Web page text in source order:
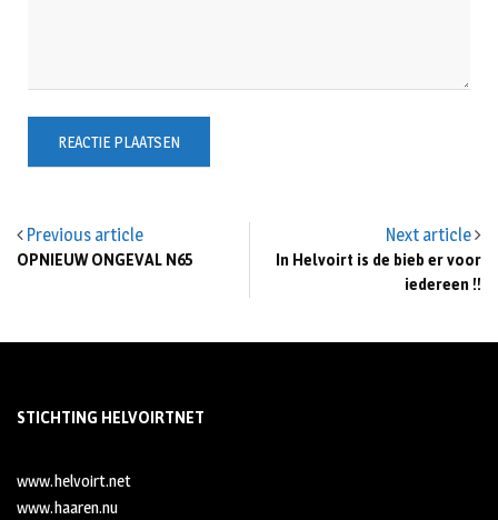
Previous article
OPNIEUW ONGEVAL N65
Next article
In Helvoirt is de bieb er voor
iedereen !!
STICHTING HELVOIRTNET
www.helvoirt.net
www.haaren.nu